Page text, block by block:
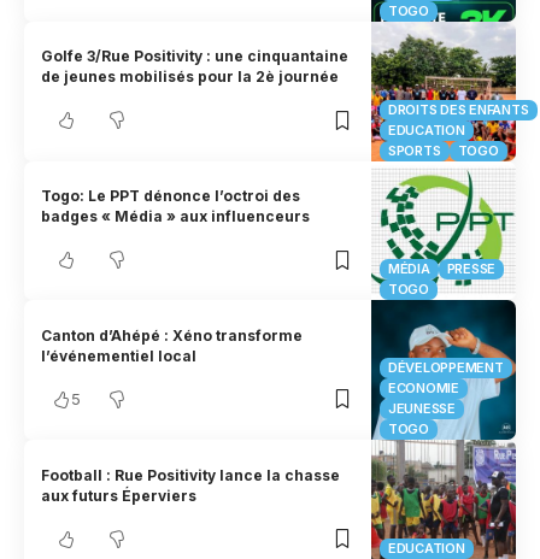
TOGO
DROITS DES ENFANTS
EDUCATION
SPORTS
TOGO
Golfe 3/Rue Positivity : une cinquantaine
de jeunes mobilisés pour la 2è journée
MÉDIA
PRESSE
TOGO
Togo: Le PPT dénonce l’octroi des
badges « Média » aux influenceurs
DÉVELOPPEMENT
ECONOMIE
JEUNESSE
TOGO
Canton d’Ahépé : Xéno transforme
l’événementiel local
5
EDUCATION
Football : Rue Positivity lance la chasse
aux futurs Éperviers